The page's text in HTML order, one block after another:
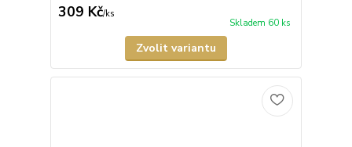
309 Kč/ks
Skladem 60 ks
Zvolit variantu